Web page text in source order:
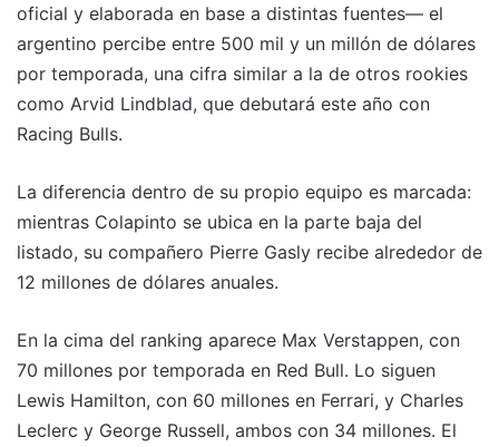
oficial y elaborada en base a distintas fuentes— el
argentino percibe entre 500 mil y un millón de dólares
por temporada, una cifra similar a la de otros rookies
como Arvid Lindblad, que debutará este año con
Racing Bulls.
La diferencia dentro de su propio equipo es marcada:
mientras Colapinto se ubica en la parte baja del
listado, su compañero Pierre Gasly recibe alrededor de
12 millones de dólares anuales.
En la cima del ranking aparece Max Verstappen, con
70 millones por temporada en Red Bull. Lo siguen
Lewis Hamilton, con 60 millones en Ferrari, y Charles
Leclerc y George Russell, ambos con 34 millones. El